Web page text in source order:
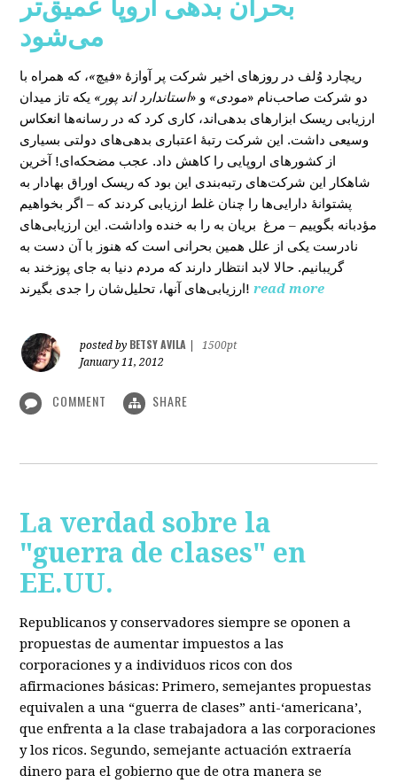
بحران بدهی اروپا عمیق‌تر
می‌شود
ریچارد وُلف در روزهای اخیر شرکت پر آوازۀ «فیچ»، که همراه با
دو شرکت صاحب‌نام «مودی» و «استاندارد اند پور» یکه‌ تاز میدان
ارزیابی ریسک ابزارهای بدهی‌اند، کاری کرد که در رسانه‌ها انعکاس
وسیعی داشت. این شرکت رتبۀ اعتباری بدهی‌های دولتی بسیاری
از کشورهای اروپایی را کاهش داد. عجب مضحکه‌ای! آخرین
شاهکار این شرکت‌های رتبه‌بندی این بود که ریسک‌ اوراق بهادار به
پشتوانۀ دارایی‌‌ها را چنان غلط ارزیابی کردند که – اگر بخواهیم
مؤدبانه بگوییم – مرغ بریان به را به خنده واداشت. این ارزیابی‌های
نادرست یکی از علل همین بحرانی است که هنوز با آن دست به
گریبانیم. حالا لابد انتظار دارند که مردم دنیا به جای پوزخند به
ارزیابی‌های آنها، تحلیل‌‌شان را جدی بگیرند! read more
posted by BETSY AVILA
1500pt
January 11, 2012
COMMENT SHARE
La verdad sobre la
"guerra de clases" en
EE.UU.
Republicanos y conservadores siempre se oponen a
propuestas de aumentar impuestos a las
corporaciones y a individuos ricos con dos
afirmaciones básicas: Primero, semejantes propuestas
equivalen a una “guerra de clases” anti-‘americana’,
que enfrenta a la clase trabajadora a las corporaciones
y los ricos. Segundo, semejante actuación extraería
dinero para el gobierno que de otra manera se